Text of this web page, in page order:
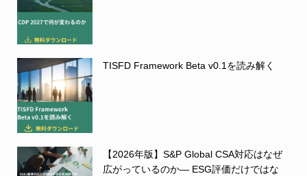
TISFD Framework Beta v0.1を読み解く
【2026年版】S&P Global CSA対応はなぜ
広がっているのか― ESG評価だけではな